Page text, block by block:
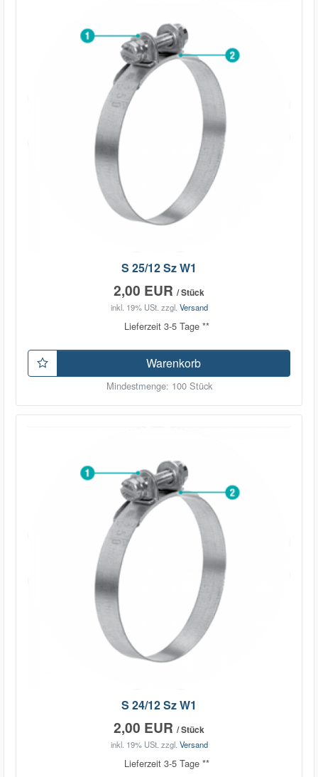
S 25/12 Sz W1
2,00 EUR / Stück
inkl. 19% USt. zzgl. Versand
Lieferzeit 3-5 Tage **
Warenkorb
Mindestmenge: 100 Stück
S 24/12 Sz W1
2,00 EUR / Stück
inkl. 19% USt. zzgl. Versand
Lieferzeit 3-5 Tage **